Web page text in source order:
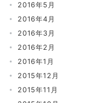
2016年5月
2016年4月
2016年3月
2016年2月
2016年1月
2015年12月
2015年11月